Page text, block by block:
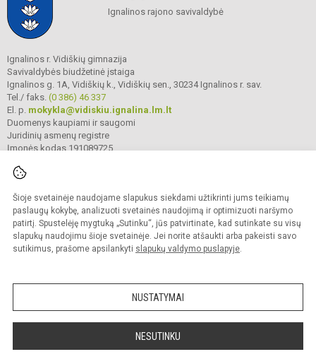
Šioje svetainėje naudojame slapukus siekdami užtikrinti jums teikiamų
paslaugų kokybę, analizuoti svetainės naudojimą ir optimizuoti naršymo
patirtį. Spustelėję mygtuką „Sutinku“, jūs patvirtinate, kad sutinkate su visų
slapukų naudojimu šioje svetainėje. Jei norite atšaukti arba pakeisti savo
sutikimus, prašome apsilankyti slapukų valdymo puslapyje.
NUSTATYMAI
NESUTINKU
Ignalinos rajono savivaldybė
Ignalinos r. Vidiškių gimnazija
Savivaldybės biudžetinė įstaiga
Ignalinos g. 1A, Vidiškių k., Vidiškių sen., 30234 Ignalinos r. sav.
Tel./ faks. (0 386) 46 337
El. p. mokykla@vidiskiu.ignalina.lm.lt
Duomenys kaupiami ir saugomi
Juridinių asmenų registre
Įmonės kodas 191089725
© 2025. Ignalinos r. Vidiškių gimnazija. Visos teisės saugomos.
Kopijuoti turinį be raštiško gimnazijos sutikimo griežtai draudžiama.
Prieinamumo paraiška Slapukų valdymas
Sumanus būdas atnaujinti